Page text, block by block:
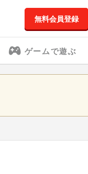
無料会員登録
ゲームで遊ぶ